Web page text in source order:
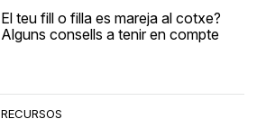
El teu fill o filla es mareja al cotxe?
Alguns consells a tenir en compte
RECURSOS